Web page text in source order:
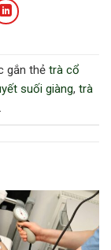
gắn thẻ trà cổ
suối giàng, trà
.